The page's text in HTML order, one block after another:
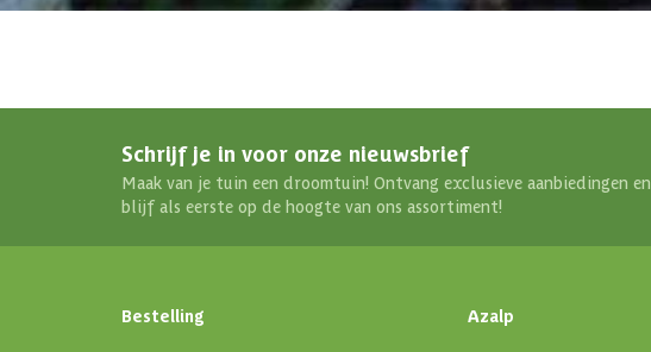
Schrijf je in voor onze nieuwsbrief
Maak van je tuin een droomtuin! Ontvang exclusieve aanbiedingen en
blijf als eerste op de hoogte van ons assortiment!
Bestelling Azalp